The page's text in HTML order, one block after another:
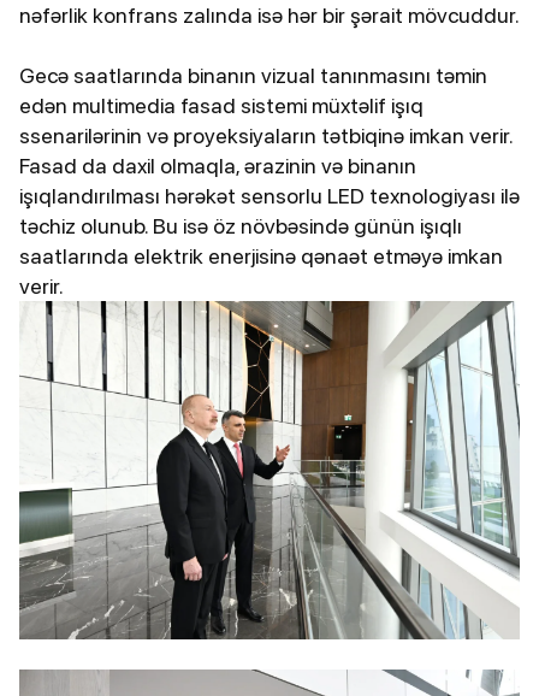
nəfərlik konfrans zalında isə hər bir şərait mövcuddur.
Gecə saatlarında binanın vizual tanınmasını təmin
edən multimedia fasad sistemi müxtəlif işıq
ssenarilərinin və proyeksiyaların tətbiqinə imkan verir.
Fasad da daxil olmaqla, ərazinin və binanın
işıqlandırılması hərəkət sensorlu LED texnologiyası ilə
təchiz olunub. Bu isə öz növbəsində günün işıqlı
saatlarında elektrik enerjisinə qənaət etməyə imkan
verir.